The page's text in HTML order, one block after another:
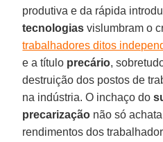
produtiva e da rápida
tecnologias vislumbram o
trabalhadores ditos
e a título precário,
destruição dos postos de
na indústria. O inchaço do
precarização não só
rendimentos dos